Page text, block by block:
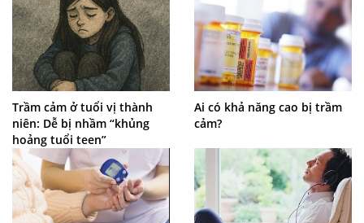
Trầm cảm ở tuổi vị thành
niên: Dễ bị nhầm “khủng
hoảng tuổi teen”
Ai có khả năng cao bị trầm
cảm?